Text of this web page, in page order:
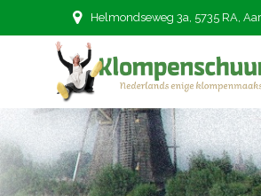
Helmondseweg 3a, 5735 RA,